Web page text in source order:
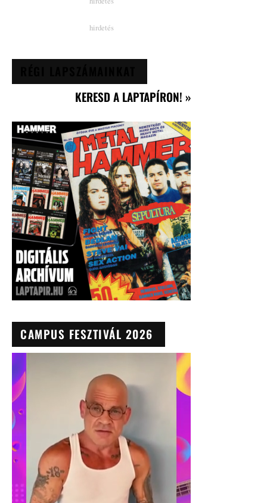
KERESD A LAPTAPÍRON! »
CAMPUS FESZTIVÁL 2026